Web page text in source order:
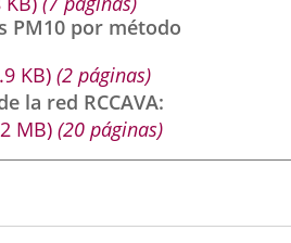
PM10 por método
KB) (2 páginas)
la red RCCAVA
MB) (20 páginas)